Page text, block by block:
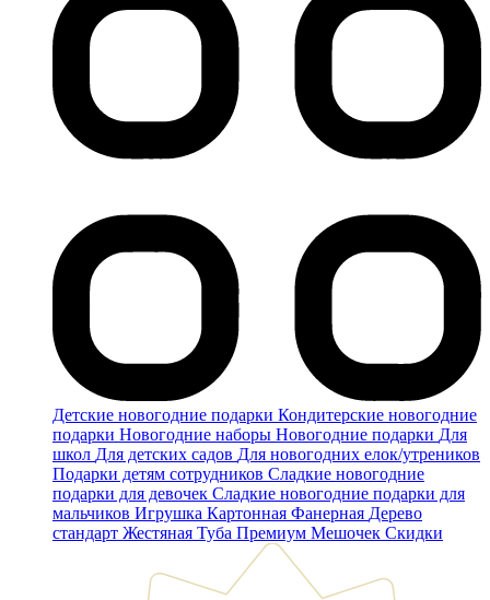
Детские новогодние подарки Кондитерские новогодние
подарки Новогодние наборы Новогодние подарки Для
школ Для детских садов Для новогодних елок/утреников
Подарки детям сотрудников Сладкие новогодние
подарки для девочек Сладкие новогодние подарки для
мальчиков Игрушка Картонная Фанерная Дерево
стандарт Жестяная Туба Премиум Мешочек Скидки